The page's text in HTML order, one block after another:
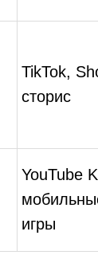
TikTok,
сторис
YouTube
игры